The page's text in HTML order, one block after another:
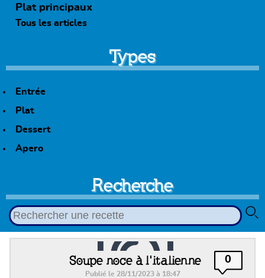
Plat principaux
Tous les articles
Types
Entrée
Plat
Dessert
Apero
Recherche
Soupe noce à l'italienne
Publié le 28/11/2023 à 18:47
0